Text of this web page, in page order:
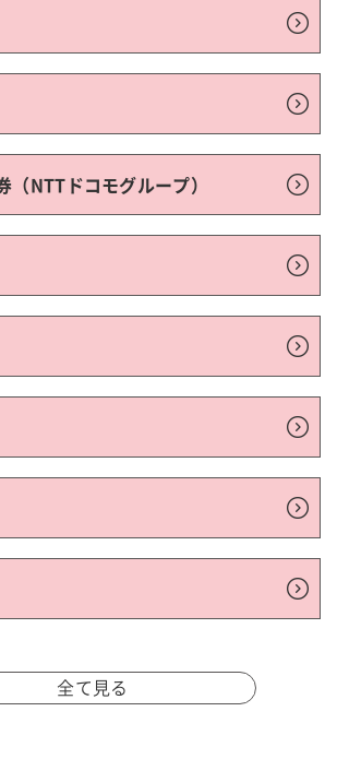
（NTTドコモグループ）
全て見る